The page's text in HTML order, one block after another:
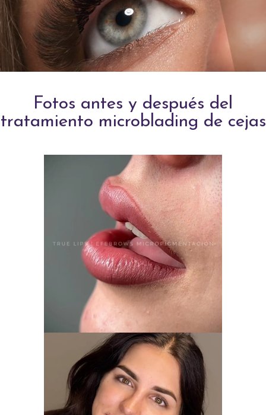
Fotos antes y después del
tratamiento microblading de cejas